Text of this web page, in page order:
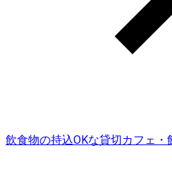
飲食物の持込OKな貸切カフェ・